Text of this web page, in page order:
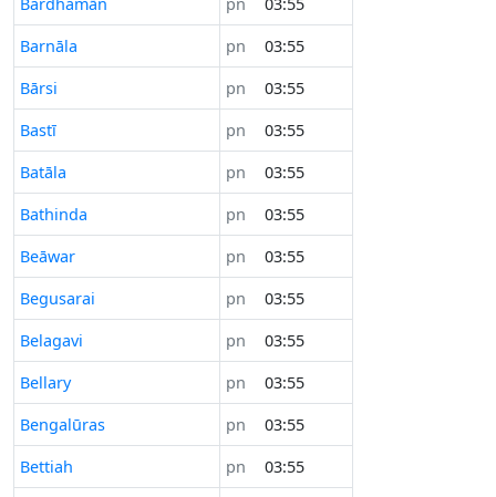
Barnāla
pn
03:55
Bārsi
pn
03:55
Bastī
pn
03:55
Batāla
pn
03:55
Bathinda
pn
03:55
Beāwar
pn
03:55
Begusarai
pn
03:55
Belagavi
pn
03:55
Bellary
pn
03:55
Bengalūras
pn
03:55
Bettiah
pn
03:55